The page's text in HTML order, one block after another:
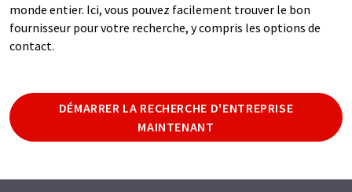
monde entier. Ici, vous pouvez facilement trouver le bon
fournisseur pour votre recherche, y compris les options de
contact.
DÉMARRER LA RECHERCHE D'ENTREPRISE
MAINTENANT